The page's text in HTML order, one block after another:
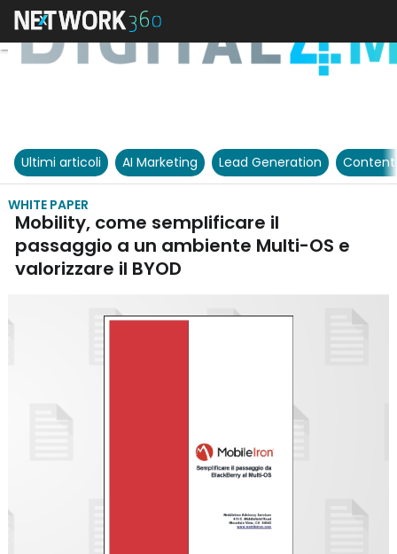
Ultimi articoli AI Marketing Lead Generation
WHITE PAPER
Mobility, come semplificare il
passaggio a un ambiente Multi-OS e
valorizzare il BYOD